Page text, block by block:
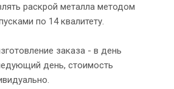
раскрой металла методом
по 14 квалитету.
заказа - в день
день, стоимость